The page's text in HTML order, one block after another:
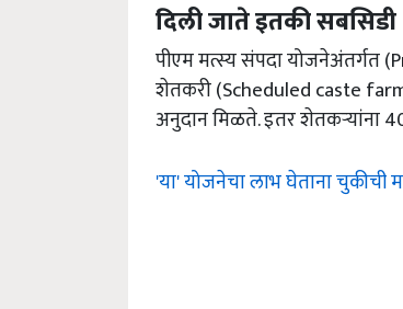
दिली जाते इतकी सबसिडी
पीएम मत्स्य संपदा योजनेअंतर्गत
शेतकरी (Scheduled caste
अनुदान मिळते. इतर शेतकऱ्यांना
'या' योजनेचा लाभ घेताना